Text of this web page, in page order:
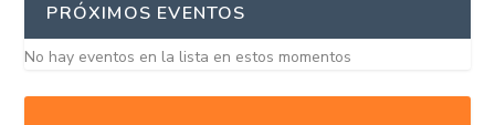
PRÓXIMOS EVENTOS
No hay eventos en la lista en estos momentos